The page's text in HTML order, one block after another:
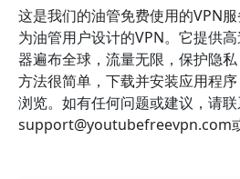
这是我们的油管免费使用的VPN
为油管用户设计的VPN。它提供
器遍布全球，流量无限，保护隐
方法很简单，下载并安装应用程
浏览。如有任何问题或建议，请
support@youtubefreevpn.com